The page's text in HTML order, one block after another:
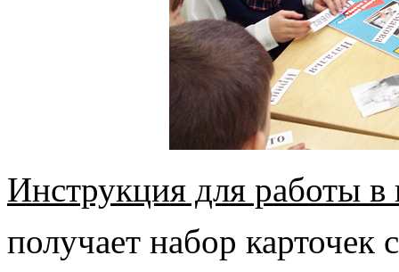
Инструкция для работы в
получает набор